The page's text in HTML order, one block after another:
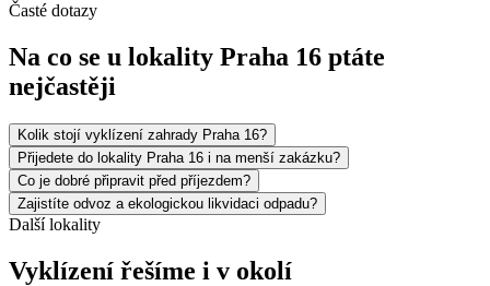
Časté dotazy
Na co se u lokality Praha 16 ptáte
nejčastěji
Kolik stojí vyklízení zahrady Praha 16?
Přijedete do lokality Praha 16 i na menší zakázku?
Co je dobré připravit před příjezdem?
Zajistíte odvoz a ekologickou likvidaci odpadu?
Další lokality
Vyklízení řešíme i v okolí